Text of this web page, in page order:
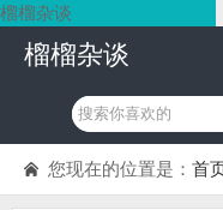
榴榴杂谈
榴榴杂谈
您现在的位置是： 首